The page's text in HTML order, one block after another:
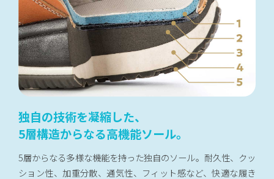
独自の技術を凝縮した、
5層構造からなる高機能ソール。
5層からなる多様な機能を持った独自のソール。耐久性、クッ
ション性、加重分散、通気性、フィット感など、快適な履き